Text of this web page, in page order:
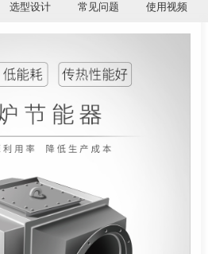
选型设计 常见问题 使用视频